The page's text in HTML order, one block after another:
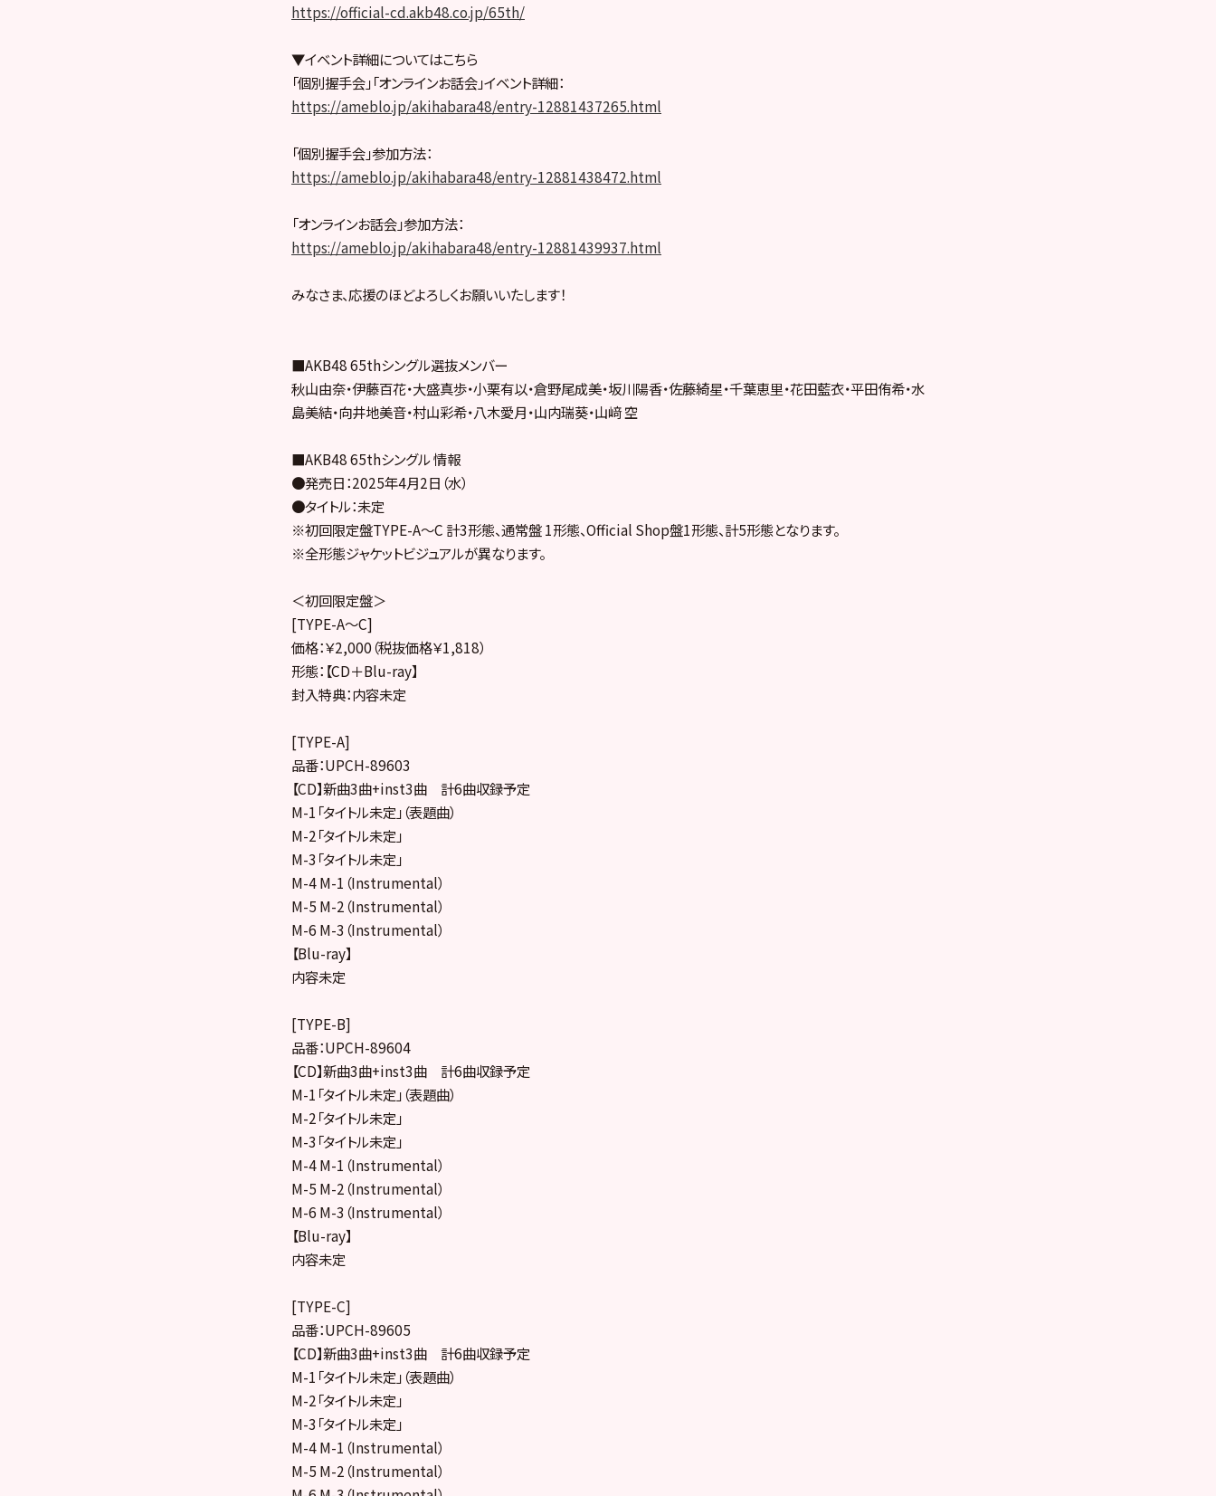
https://official-cd.akb48.co.jp/65th/
▼イベント詳細についてはこちら
「個別握手会」「オンラインお話会」イベント詳細：
https://ameblo.jp/akihabara48/entry-12881437265.html
「個別握手会」参加方法：
https://ameblo.jp/akihabara48/entry-12881438472.html
「オンラインお話会」参加方法：
https://ameblo.jp/akihabara48/entry-12881439937.html
みなさま、応援のほどよろしくお願いいたします！
■AKB48 65thシングル選抜メンバー
秋山由奈・伊藤百花・大盛真歩・小栗有以・倉野尾成美・坂川陽香・佐藤綺星・千葉恵里・花田藍衣・平田侑希・水
島美結・向井地美音・村山彩希・八木愛月・山内瑞葵・山﨑 空
■AKB48 65thシングル 情報
●発売日：2025年4月2日（水）
●タイトル：未定
※初回限定盤TYPE-A～C 計3形態、通常盤 1形態、Official Shop盤1形態、計5形態となります。
※全形態ジャケットビジュアルが異なります。
＜初回限定盤＞
[TYPE-A～C]
価格：￥2,000（税抜価格￥1,818）
形態：【CD＋Blu-ray】
封入特典：内容未定
[TYPE-A]
品番：UPCH-89603
【CD】新曲3曲+inst3曲 計6曲収録予定
M-1「タイトル未定」（表題曲）
M-2「タイトル未定」
M-3「タイトル未定」
M-4 M-1（Instrumental）
M-5 M-2（Instrumental）
M-6 M-3（Instrumental）
【Blu-ray】
内容未定
[TYPE-B]
品番：UPCH-89604
【CD】新曲3曲+inst3曲 計6曲収録予定
M-1「タイトル未定」（表題曲）
M-2「タイトル未定」
M-3「タイトル未定」
M-4 M-1（Instrumental）
M-5 M-2（Instrumental）
M-6 M-3（Instrumental）
【Blu-ray】
内容未定
[TYPE-C]
品番：UPCH-89605
【CD】新曲3曲+inst3曲 計6曲収録予定
M-1「タイトル未定」（表題曲）
M-2「タイトル未定」
M-3「タイトル未定」
M-4 M-1（Instrumental）
M-5 M-2（Instrumental）